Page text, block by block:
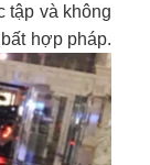
tập và không
hợp pháp.